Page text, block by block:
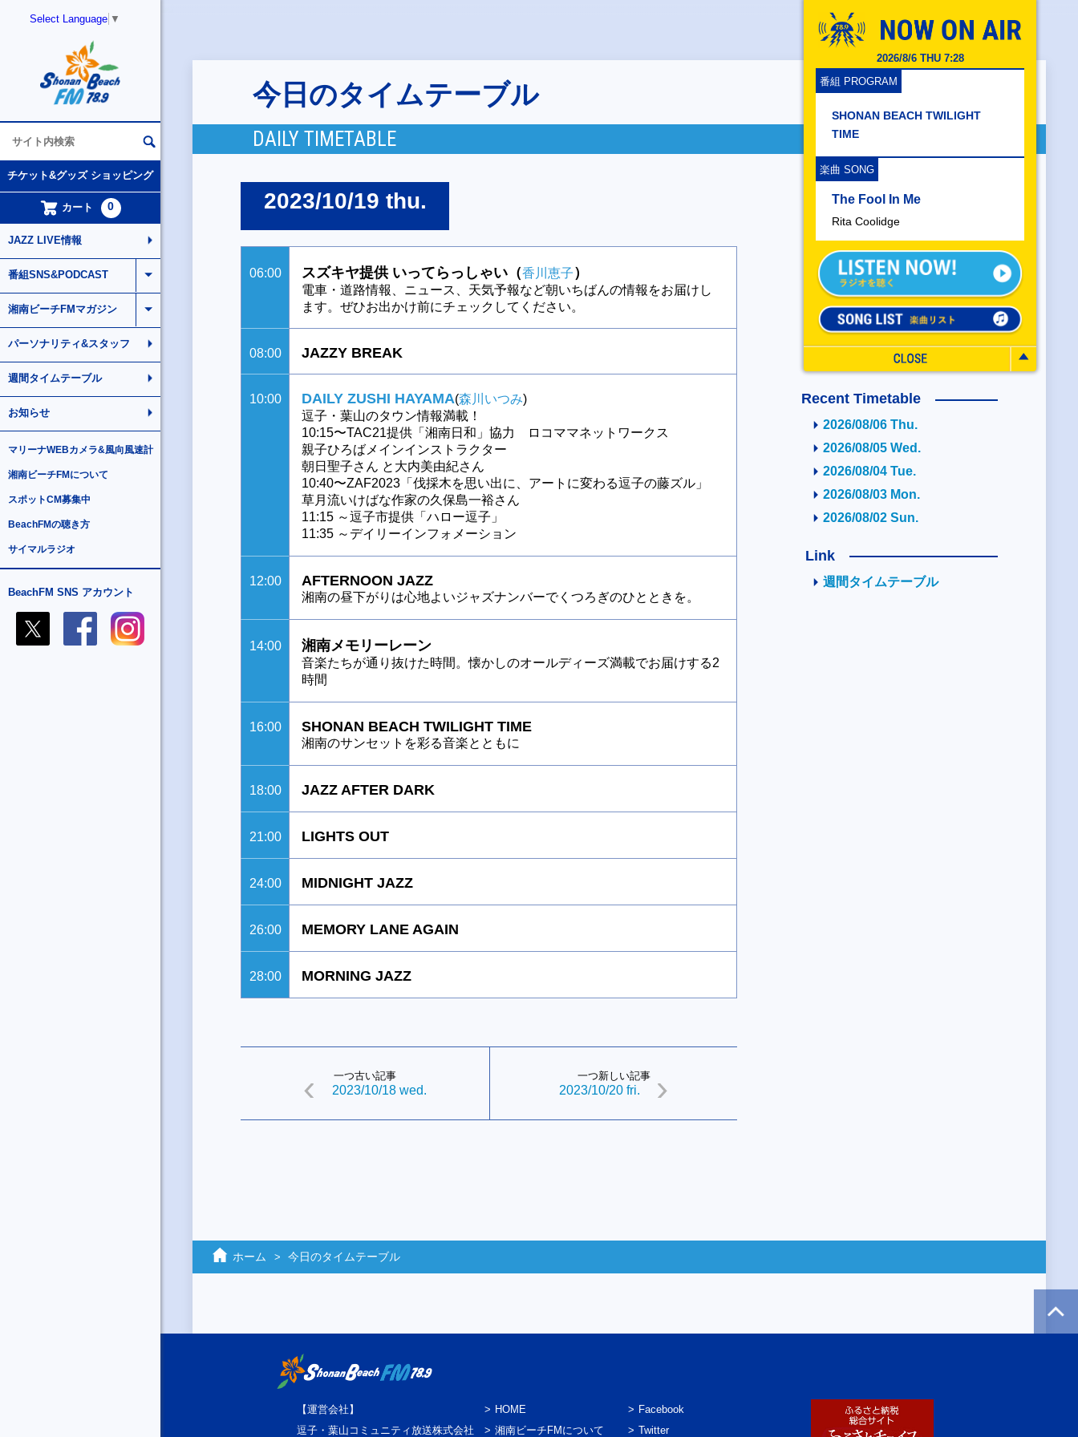
Select Language ▼
2026/8/6 THU 7:28
番組 PROGRAM
SHONAN BEACH TWILIGHT
TIME
楽曲 SONG
The Fool In Me
Rita Coolidge
チケット&グッズ ショッピング
カート 0
JAZZ LIVE情報
番組SNS&PODCAST
湘南ビーチFMマガジン
パーソナリティ&スタッフ
週間タイムテーブル
お知らせ
マリーナWEBカメラ&風向風速計
湘南ビーチFMについて
スポットCM募集中
BeachFMの聴き方
サイマルラジオ
BeachFM SNS アカウント
今日のタイムテーブル
DAILY TIMETABLE
2023/10/19 thu.
06:00 スズキヤ提供 いってらっしゃい（香川恵子）
電車・道路情報、ニュース、天気予報など朝いちばんの情報をお届けし
ます。ぜひお出かけ前にチェックしてください。
08:00 JAZZY BREAK
10:00 DAILY ZUSHI HAYAMA(森川いつみ)
逗子・葉山のタウン情報満載！
10:15〜TAC21提供「湘南日和」協力 ロコママネットワークス
親子ひろばメインインストラクター
朝日聖子さん と大内美由紀さん
10:40〜ZAF2023「伐採木を思い出に、アートに変わる逗子の藤ズル」
草月流いけばな作家の久保島一裕さん
11:15 ～逗子市提供「ハロー逗子」
11:35 ～デイリーインフォメーション
12:00 AFTERNOON JAZZ
湘南の昼下がりは心地よいジャズナンバーでくつろぎのひとときを。
14:00 湘南メモリーレーン
音楽たちが通り抜けた時間。懐かしのオールディーズ満載でお届けする2
時間
16:00 SHONAN BEACH TWILIGHT TIME
湘南のサンセットを彩る音楽とともに
18:00 JAZZ AFTER DARK
21:00 LIGHTS OUT
24:00 MIDNIGHT JAZZ
26:00 MEMORY LANE AGAIN
28:00 MORNING JAZZ
一つ古い記事
2023/10/18 wed.
一つ新しい記事
2023/10/20 fri.
Recent Timetable
2026/08/06 Thu.
2026/08/05 Wed.
2026/08/04 Tue.
2026/08/03 Mon.
2026/08/02 Sun.
Link
週間タイムテーブル
ホーム 今日のタイムテーブル
【運営会社】
逗子・葉山コミュニティ放送株式会社
HOME
湘南ビーチFMについて
Facebook
Twitter